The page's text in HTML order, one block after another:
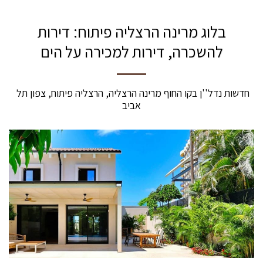
בלוג מרינה הרצליה פיתוח: דירות
להשכרה, דירות למכירה על הים
חדשות נדל''ן בקו החוף מרינה הרצליה, הרצליה פיתוח, צפון תל
אביב